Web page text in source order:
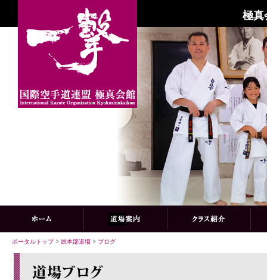
極真
ポータルトップ> 総本部道場 > ブログ